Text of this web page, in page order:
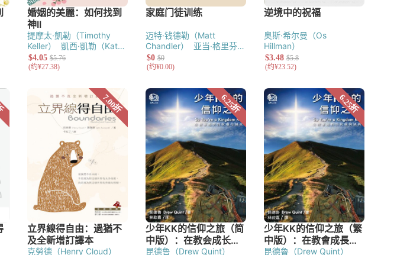
提摩太·凱勒（Timothy
Keller）
凱西·凱勒（Kathy
Keller）
迈特·钱德勒（Matt
Chandler）
亚当·格里芬
（Adam Griffin）
奥斯·希尔曼（Os
Hillman）
克勞德（Henry Cloud） 昆德鲁（Drew Quint） 昆德魯（Drew Quint）